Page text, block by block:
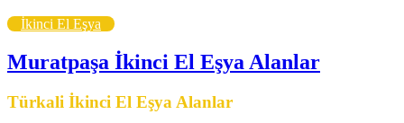
İkinci El Eşya
Muratpaşa İkinci El Eşya Alanlar
Türkali İkinci El Eşya Alanlar